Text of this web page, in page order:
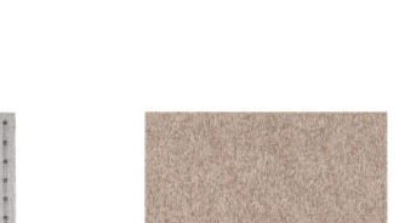
oder die Region, in der Sie sich befinden.